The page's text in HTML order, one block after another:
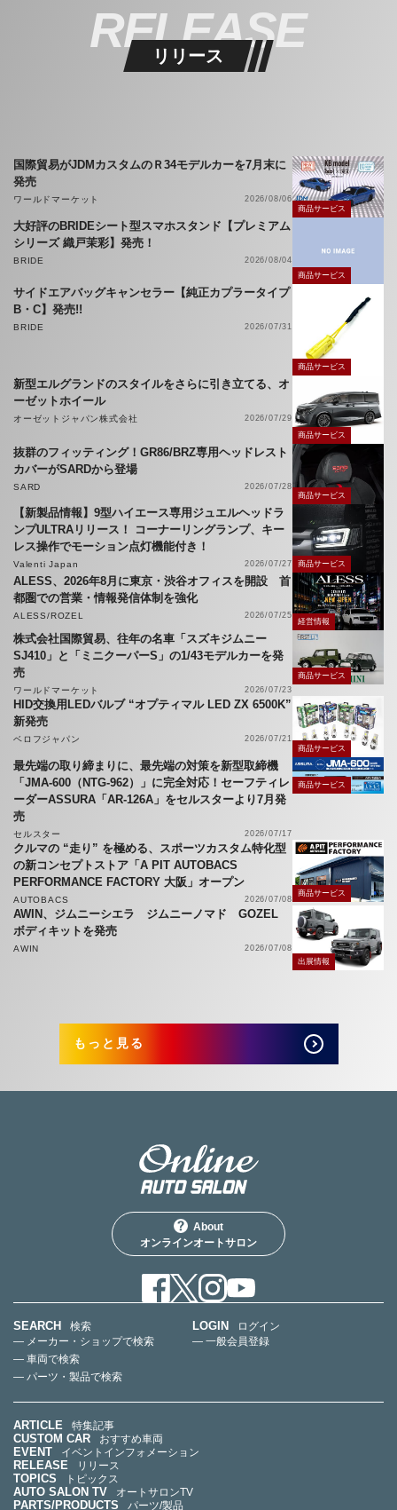
RELEASE
リリース
国際貿易がJDMカスタムのＲ34モデルカーを7月末に
発売
ワールドマーケット
2026/08/06
商品サービス
大好評のBRIDEシート型スマホスタンド【プレミアム
シリーズ 織戸茉彩】発売！
BRIDE
2026/08/04
商品サービス
サイドエアバッグキャンセラー【純正カプラータイプ
B・C】発売!!
BRIDE 2026/07/31
商品サービス
新型エルグランドのスタイルをさらに引き立てる、オ
ーゼットホイール
オーゼットジャパン株式会社
2026/07/29
商品サービス
抜群のフィッティング！GR86/BRZ専用ヘッドレスト
カバーがSARDから登場
SARD
2026/07/28
商品サービス
【新製品情報】9型ハイエース専用ジュエルヘッドラ
ンプULTRAリリース！ コーナーリングランプ、キー
レス操作でモーション点灯機能付き！
Valenti Japan 2026/07/27 商品サービス
ALESS、2026年8月に東京・渋谷オフィスを開設 首
都圏での営業・情報発信体制を強化
ALESS/ROZEL 2026/07/25
経営情報
株式会社国際貿易、往年の名車「スズキジムニー
SJ410」と「ミニクーパーS」の1/43モデルカーを発
売
ワールドマーケット 2026/07/23
商品サービス
HID交換用LEDバルブ “オプティマル LED ZX 6500K”
新発売
ベロフジャパン
2026/07/21
商品サービス
最先端の取り締まりに、最先端の対策を新型取締機
「JMA-600（NTG-962）」に完全対応！セーフティレ
ーダーASSURA「AR-126A」をセルスターより7月発
売
セルスター 2026/07/17
商品サービス
クルマの “走り” を極める、スポーツカスタム特化型
の新コンセプトストア「A PIT AUTOBACS
PERFORMANCE FACTORY 大阪」オープン
AUTOBACS 2026/07/08
商品サービス
AWIN、ジムニーシエラ ジムニーノマド GOZEL
ボディキットを発売
AWIN
2026/07/08
出展情報
もっと見る
About
オンラインオートサロン
SEARCH
検索
— メーカー・ショップで検索
— 車両で検索
— パーツ・製品で検索
LOGIN
ログイン
— 一般会員登録
ARTICLE 特集記事
CUSTOM CAR おすすめ車両
EVENT イベントインフォメーション
RELEASE リリース
TOPICS トピックス
AUTO SALON TV オートサロンTV
PARTS/PRODUCTS パーツ/製品